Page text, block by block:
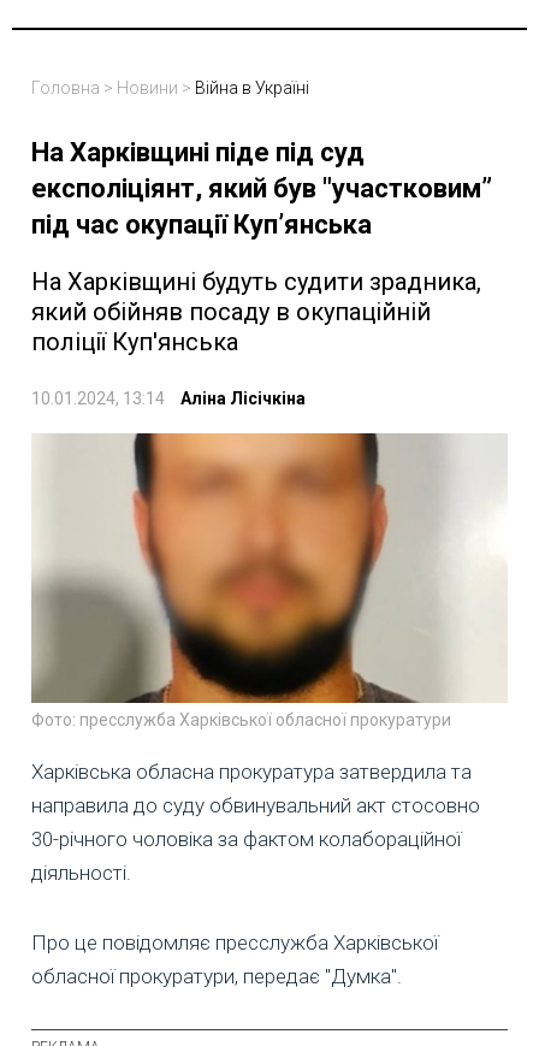
Головна > Новини > Війна в Україні
На Харківщині піде під суд
експоліціянт, який був "участковим”
під час окупації Куп’янська
На Харківщині будуть судити зрадника,
який обійняв посаду в окупаційній
поліції Куп'янська
10.01.2024, 13:14 Аліна Лісічкіна
Фото: пресслужба Харківської обласної прокуратури
Харківська обласна прокуратура затвердила та
направила до суду обвинувальний акт стосовно
30-річного чоловіка за фактом колабораційної
діяльності.
Про це повідомляє пресслужба Харківської
обласної прокуратури, передає "Думка".